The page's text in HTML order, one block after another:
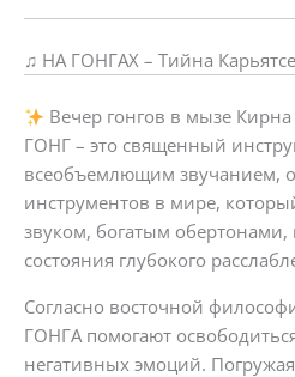
♫ НА ГОНГАХ – Тийна Карьятсе
Вечер гонгов в мызе Кирна
ГОНГ – это священный
всеобъемлющим звучанием,
инструментов в мире,
звуком, богатым обертонами,
состояния глубокого
Согласно восточной
ГОНГА помогают
негативных эмоций.